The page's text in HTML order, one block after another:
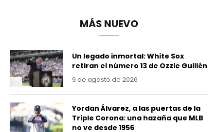
MÁS NUEVO
Un legado inmortal: White Sox
retiran el número 13 de Ozzie Guillén
9 de agosto de 2026
Yordan Álvarez, a las puertas de la
Triple Corona: una hazaña que MLB
no ve desde 1956